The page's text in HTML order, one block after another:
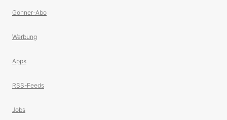
Gönner-Abo
Werbung
Apps
RSS-Feeds
Jobs